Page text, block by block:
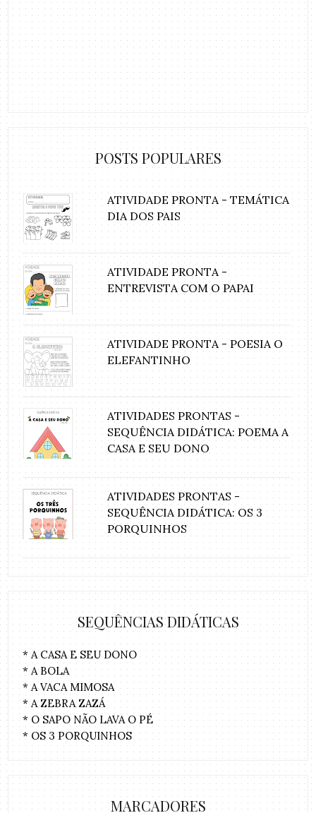
POSTS POPULARES
ATIVIDADE PRONTA - TEMÁTICA
DIA DOS PAIS
ATIVIDADE PRONTA -
ENTREVISTA COM O PAPAI
ATIVIDADE PRONTA - POESIA O
ELEFANTINHO
ATIVIDADES PRONTAS -
SEQUÊNCIA DIDÁTICA: POEMA A
CASA E SEU DONO
ATIVIDADES PRONTAS -
SEQUÊNCIA DIDÁTICA: OS 3
PORQUINHOS
SEQUÊNCIAS DIDÁTICAS
* A CASA E SEU DONO
* A BOLA
* A VACA MIMOSA
* A ZEBRA ZAZÁ
* O SAPO NÃO LAVA O PÉ
* OS 3 PORQUINHOS
MARCADORES